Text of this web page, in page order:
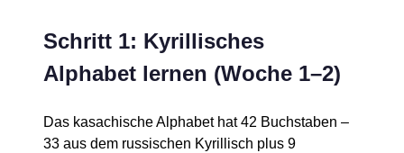
Schritt 1: Kyrillisches
Alphabet lernen (Woche 1–2)
Das kasachische Alphabet hat 42 Buchstaben –
33 aus dem russischen Kyrillisch plus 9